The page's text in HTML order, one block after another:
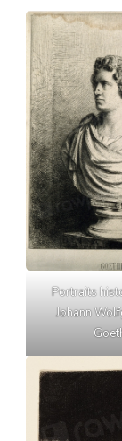
Portraits
Johann